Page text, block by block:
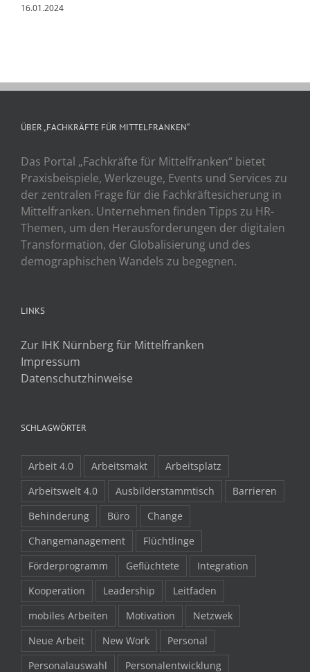
16.01.2024
ÜBER „FACHKRÄFTE FÜR MITTELFRANKEN“
Das Portal „Fachkräfte für Mittelfranken“ bietet
Praxisbeispiele, Werkzeuge, Events und Services zu
der zentralen Frage für die Fachkräftesicherung in
Mittelfranken. Unternehmen finden Tipps zu HR-
Themen, um den Herausforderungen der digitalen
Transformation, der Globalisierung und des
demographischen Wandels zu begegnen.
LINKS
Zur IHK Nürnberg für Mittelfranken
Impressum
Datenschutzhinweise
SCHLAGWÖRTER
Arbeit 4.0 Arbeitsmakt
Arbeitsplatz
Arbeitswelt 4.0
Ausbilderstammtisch
Barrieren
Behinderung
Büro
Change
Changemanagement
Flüchtlinge
Förderprogramm
Geflüchtete
Integration
Kooperation
Leadership
Leitfaden
mobiles Arbeiten
Motivation
Netzwek
Neue Arbeit
New Work
Personal
Personalauswahl
Personalentwicklung